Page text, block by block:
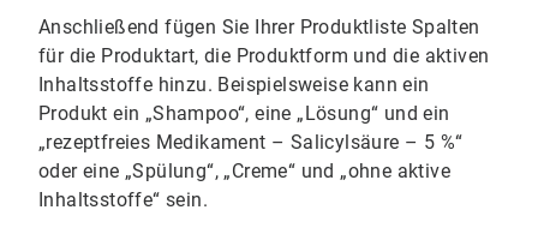
Anschließend fügen Sie Ihrer Produktliste Spalten
für die Produktart, die Produktform und die aktiven
Inhaltsstoffe hinzu. Beispielsweise kann ein
Produkt ein „Shampoo“, eine „Lösung“ und ein
„rezeptfreies Medikament – Salicylsäure – 5 %“
oder eine „Spülung“, „Creme“ und „ohne aktive
Inhaltsstoffe“ sein.